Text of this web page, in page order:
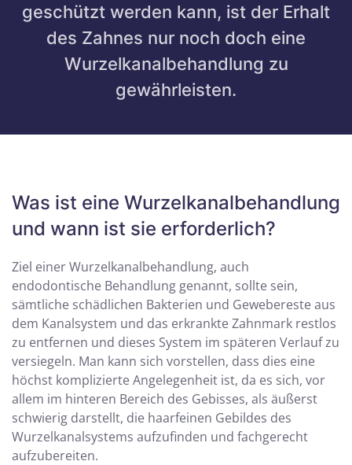
geschützt werden kann, ist der Erhalt
des Zahnes nur noch doch eine
Wurzelkanalbehandlung zu
gewährleisten.
Was ist eine Wurzelkanalbehandlung
und wann ist sie erforderlich?
Ziel einer Wurzelkanalbehandlung, auch
endodontische Behandlung genannt, sollte sein,
sämtliche schädlichen Bakterien und Gewebereste aus
dem Kanalsystem und das erkrankte Zahnmark restlos
zu entfernen und dieses System im späteren Verlauf zu
versiegeln. Man kann sich vorstellen, dass dies eine
höchst komplizierte Angelegenheit ist, da es sich, vor
allem im hinteren Bereich des Gebisses, als äußerst
schwierig darstellt, die haarfeinen Gebildes des
Wurzelkanalsystems aufzufinden und fachgerecht
aufzubereiten.